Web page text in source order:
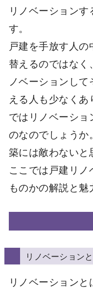
リノベーション
す。
戸建を手放す人
替えるのではなく
ノベーションし
える人も少なくあ
ではリノベーショ
のなのでしょう
築には敵わないと
ここでは戸建リ
ものかの解説と魅
リノベーション
リノベーションと